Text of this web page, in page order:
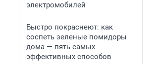
электромобилей
Быстро покраснеют: как
соспеть зеленые помидоры
дома — пять самых
эффективных способов